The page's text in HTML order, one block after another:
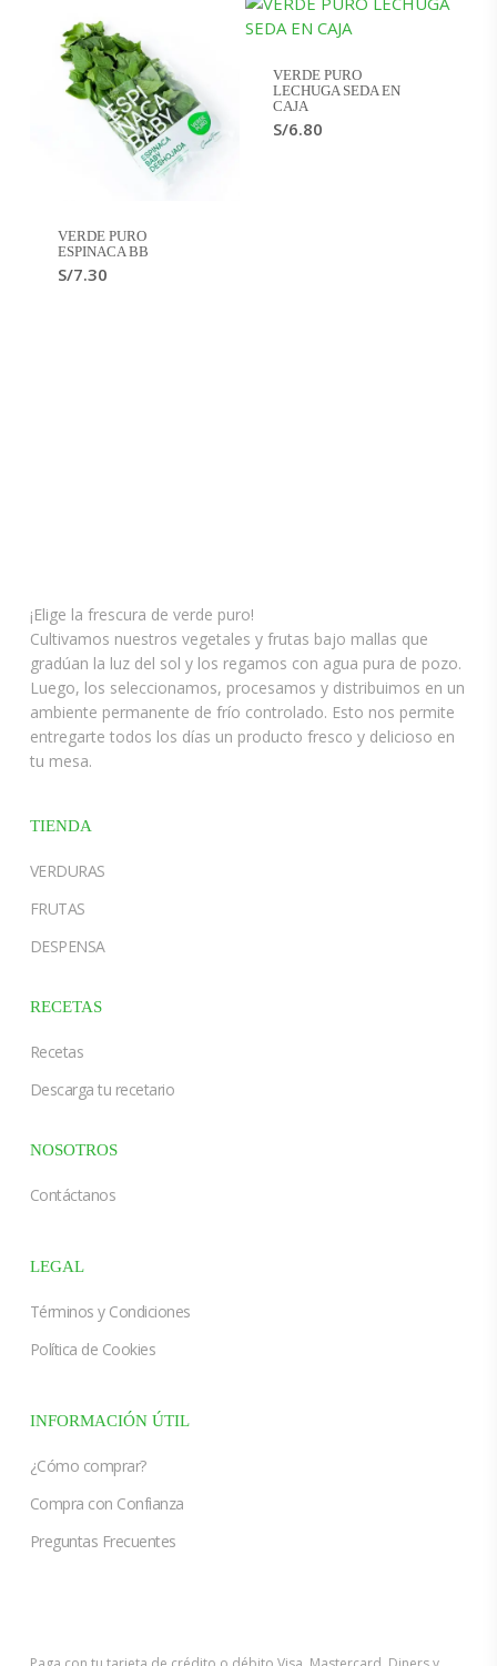
VERDE PURO
ESPINACA BB
S/7.30
VERDE PURO
LECHUGA SEDA EN
CAJA
S/6.80
¡Elige la frescura de verde puro!
Cultivamos nuestros vegetales y frutas bajo mallas que
gradúan la luz del sol y los regamos con agua pura de pozo.
Luego, los seleccionamos, procesamos y distribuimos en un
ambiente permanente de frío controlado. Esto nos permite
entregarte todos los días un producto fresco y delicioso en
tu mesa.
TIENDA
VERDURAS
FRUTAS
DESPENSA
RECETAS
Recetas
Descarga tu recetario
NOSOTROS
Contáctanos
LEGAL
Términos y Condiciones
Política de Cookies
INFORMACIÓN ÚTIL
¿Cómo comprar?
Compra con Confianza
Preguntas Frecuentes